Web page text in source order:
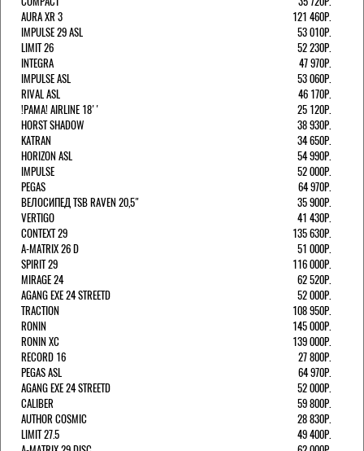
AURA XR 3
121 460Р.
IMPULSE 29 ASL
53 010Р.
LIMIT 26
52 230Р.
INTEGRA
47 970Р.
IMPULSE ASL
53 060Р.
RIVAL ASL
46 170Р.
!РАМА! AIRLINE 18''
25 120Р.
HORST SHADOW
38 930Р.
KATRAN
34 650Р.
HORIZON ASL
54 990Р.
IMPULSE
52 000Р.
PEGAS
64 970Р.
ВЕЛОСИПЕД TSB RAVEN 20,5"
35 900Р.
VERTIGO
41 430Р.
CONTEXT 29
135 630Р.
A-MATRIX 26 D
51 000Р.
SPIRIT 29
116 000Р.
MIRAGE 24
62 520Р.
AGANG EXE 24 STREETD
52 000Р.
TRACTION
108 950Р.
RONIN
145 000Р.
RONIN XC
139 000Р.
RECORD 16
27 800Р.
PEGAS ASL
64 970Р.
AGANG EXE 24 STREETD
52 000Р.
CALIBER
59 800Р.
AUTHOR COSMIC
28 830Р.
LIMIT 27.5
49 400Р.